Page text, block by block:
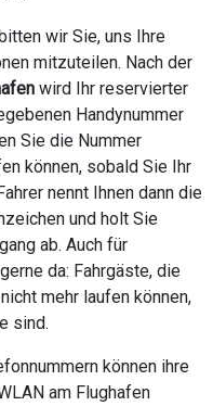
wir Sie, uns Ihre
mitzuteilen. Nach der
wird Ihr reservierter
Handynummer
Sie die Nummer
können, sobald Sie Ihr
nennt Ihnen dann die
und holt Sie
ab. Auch für
da: Fahrgäste, die
mehr laufen können,
sind.
können ihre
am Flughafen